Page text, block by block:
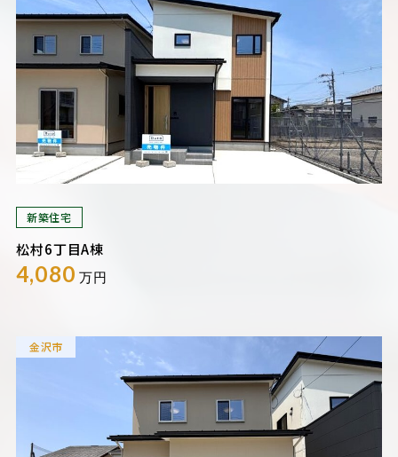
新築住宅
松村6丁目A棟
4,080 万円
金沢市